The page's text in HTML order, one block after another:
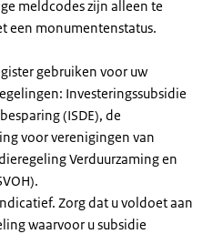
meldcodes zijn alleen te
een monumentenstatus.
gebruiken voor uw
Investeringssubsidie
(ISDE), de
voor verenigingen van
Verduurzaming en
Zorg dat u voldoet aan
waarvoor u subsidie